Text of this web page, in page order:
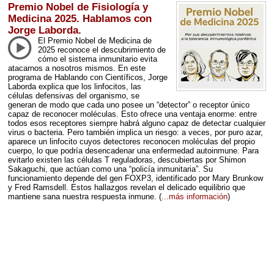
Premio Nobel de Fisiología y
Medicina 2025. Hablamos con
Jorge Laborda.
El Premio Nobel de Medicina de
2025 reconoce el descubrimiento de
cómo el sistema inmunitario evita
atacarnos a nosotros mismos. En este
programa de Hablando con Científicos, Jorge
Laborda explica que los linfocitos, las
células defensivas del organismo, se
generan de modo que cada uno posee un “detector” o receptor único
capaz de reconocer moléculas. Esto ofrece una ventaja enorme: entre
todos esos receptores siempre habrá alguno capaz de detectar cualquier
virus o bacteria. Pero también implica un riesgo: a veces, por puro azar,
aparece un linfocito cuyos detectores reconocen moléculas del propio
cuerpo, lo que podría desencadenar una enfermedad autoinmune. Para
evitarlo existen las células T reguladoras, descubiertas por Shimon
Sakaguchi, que actúan como una “policía inmunitaria”. Su
funcionamiento depende del gen FOXP3, identificado por Mary Brunkow
y Fred Ramsdell. Estos hallazgos revelan el delicado equilibrio que
mantiene sana nuestra respuesta inmune. (...más información)